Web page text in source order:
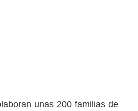
unas 200 familias de